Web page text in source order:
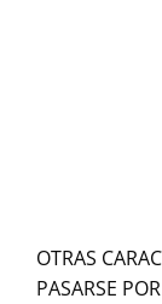
OTRAS
PASARSE